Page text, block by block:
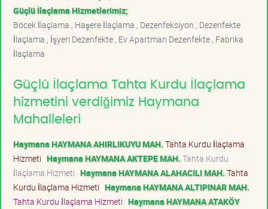
Güçlü İlaçlama Hizmetlerimiz;
Böcek İlaçlama , Haşere İlaçlama , Dezenfeksiyon , Dezenfekte
İlaçlama , İşyeri Dezenfekte , Ev Apartman Dezenfekte , Fabrika
İlaçlama
Güçlü İlaçlama Tahta Kurdu İlaçlama
hizmetini verdiğimiz Haymana
Mahalleleri
Haymana HAYMANA AHIRLIKUYU MAH. Tahta Kurdu İlaçlama
Hizmeti Haymana HAYMANA AKTEPE MAH. Tahta Kurdu
İlaçlama Hizmeti Haymana HAYMANA ALAHACILI MAH. Tahta
Kurdu İlaçlama Hizmeti Haymana HAYMANA ALTIPINAR MAH.
Tahta Kurdu İlaçlama Hizmeti Haymana HAYMANA ATAKÖY